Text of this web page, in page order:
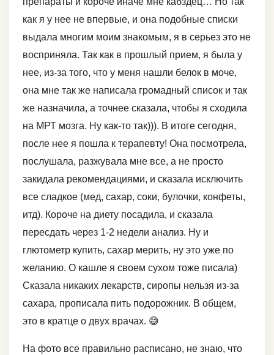
как я у нее не впервые, и она подобные списки
выдала многим моим знакомым, я в серьез это не
восприняла. Так как в прошлый прием, я была у
нее, из-за того, что у меня нашли белок в моче,
она мне так же написала громадный список и так
же назначила, а точнее сказала, чтобы я сходила
на МРТ мозга. Ну как-то так))). В итоге сегодня,
после нее я пошла к терапевту! Она посмотрела,
послушала, разжувала мне все, а не просто
закидала рекомендациями, и сказала исключить
все сладкое (мед, сахар, соки, булочки, конфеты,
итд). Короче на диету посадила, и сказала
пересдать через 1-2 недели анализ. Ну и
глютометр купить, сахар мерить, ну это уже по
желанию. О кашле я своем сухом тоже писала)
Сказала никаких лекарств, сиропы нельзя из-за
сахара, прописала пить подорожник. В общем,
это в кратце о двух врачах. 😅
На фото все правильно расписано, не знаю, что